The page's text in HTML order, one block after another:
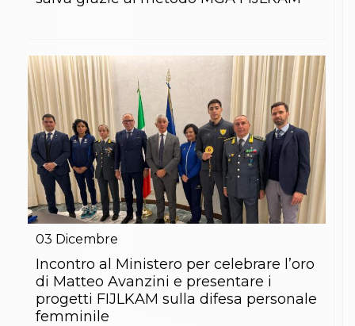
Difesa Personale MGA
La disciplina
News
Merchandising
Mappa del sito
Cerca
Contatti
News
Cookies Accept
Newsletter
Catalogo formativo
Corsi Monotematici
Corsi di Specializzazione
Corsi FIJLKAM-FISDIR
Corsi Preparatore Fisico
Edutraining class - Didattica infantile
03 Dicembre
Incontro al Ministero per celebrare l’oro
di Matteo Avanzini e presentare i
progetti FIJLKAM sulla difesa personale
femminile